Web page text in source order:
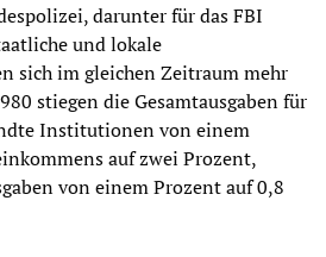
darunter für das FBI
und lokale
sich im gleichen Zeitraum mehr
stiegen die Gesamtausgaben für
Institutionen von einem
auf zwei Prozent,
von einem Prozent auf 0,8